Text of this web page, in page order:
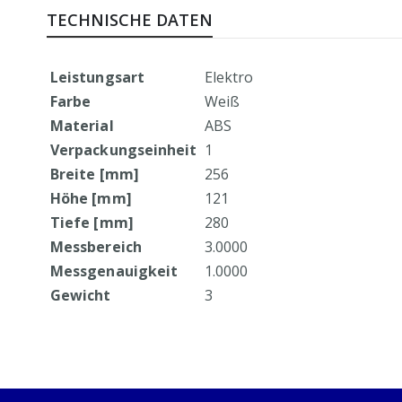
der
Bildergalerie
TECHNISCHE DATEN
Mehr
Informationen
Leistungsart
Elektro
Farbe
Weiß
Material
ABS
Verpackungseinheit 1
Breite [mm]
256
Höhe [mm]
121
Tiefe [mm]
280
Messbereich
3.0000
Messgenauigkeit
1.0000
Gewicht
3